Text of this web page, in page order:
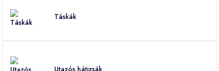
Táskák
Utazós hátizsák